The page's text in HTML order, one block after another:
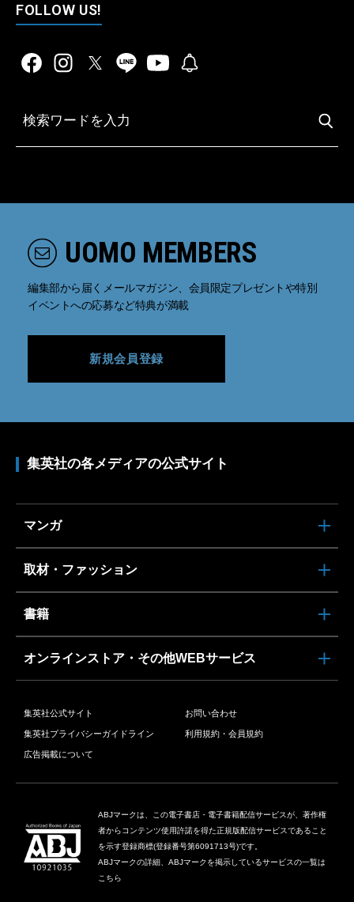
FOLLOW US!
UOMO MEMBERS
編集部から届くメールマガジン、会員限定プレゼントや特別
イベントへの応募など特典が満載
新規会員登録
集英社の各メディアの公式サイト
マンガ
取材・ファッション
書籍
オンラインストア・その他WEBサービス
集英社公式サイト お問い合わせ
集英社プライバシーガイドライン 利用規約・会員規約
広告掲載について
ABJマークは、この電子書店・電子書籍配信サービスが、著作権
者からコンテンツ使用許諾を得た正規版配信サービスであること
を示す登録商標(登録番号第6091713号)です。
ABJマークの詳細、ABJマークを掲示しているサービスの一覧は
こちら